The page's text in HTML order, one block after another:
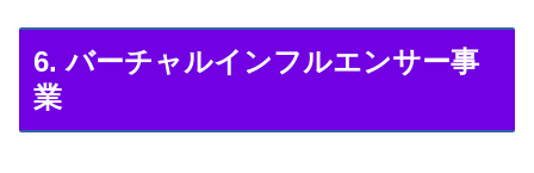
6. バーチャルインフルエンサー事
業